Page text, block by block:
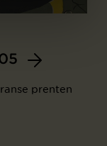
prenten